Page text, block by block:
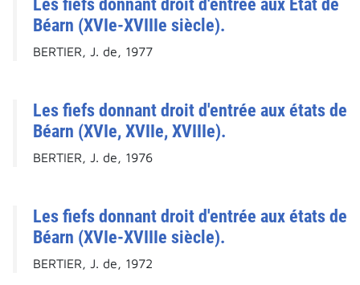
Béarn (XVIe-XVIIIe siècle).
BERTIER, J. de, 1977
Les fiefs donnant droit d'entrée aux états de
Béarn (XVIe, XVIIe, XVIIIe).
BERTIER, J. de, 1976
Les fiefs donnant droit d'entrée aux états de
Béarn (XVIe-XVIIIe siècle).
BERTIER, J. de, 1972